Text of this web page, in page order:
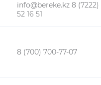
info@bereke.kz 8 (7222)
52 16 51
8 (700) 700-77-07